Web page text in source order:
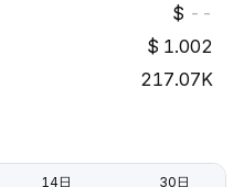
--
1.002
217.07K
14日 30日